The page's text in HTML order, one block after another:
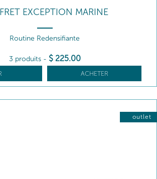
EXCEPTION MARINE
Routine Redensifiante
3 produits - $ 225.00
ACHETER
outlet